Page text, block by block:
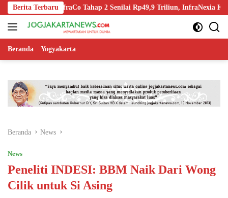
Langsung
ke
konten
Berita Terbaru
Off InfraCo Tahap 2 Senilai Rp49,9 Triliun, InfraNexia Kelola
Beranda Yogyakarta
Beranda News
News
Peneliti INDESI: BBM Naik Dari Wong
Cilik untuk Si Asing